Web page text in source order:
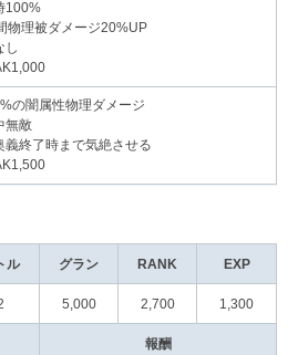
100%
理被ダメージ20%UP
し
の闇属性物理ダメージ
無敵
義終了時まで気絶させる
ル グラン RANK EXP
5,000 2,700 1,300
報酬